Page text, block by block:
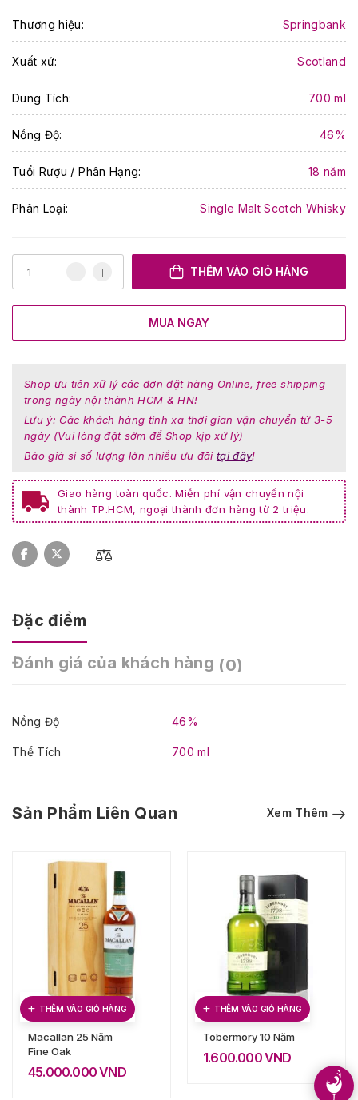
Thương hiệu: Springbank
Xuất xứ: Scotland
Dung Tích: 700 ml
Nồng Độ: 46%
Tuổi Rượu / Phân Hạng: 18 năm
Phân Loại: Single Malt Scotch Whisky
THÊM VÀO GIỎ HÀNG
MUA NGAY
Shop ưu tiên xữ lý các đơn đặt hàng Online, free shipping
trong ngày nội thành HCM & HN!
Lưu ý: Các khách hàng tỉnh xa thời gian vận chuyển từ 3-5
ngày (Vui lòng đặt sớm để Shop kịp xử lý)
Báo giá sỉ số lượng lớn nhiều ưu đãi tại đây!
Giao hàng toàn quốc. Miễn phí vận chuyển nội
thành TP.HCM, ngoại thành đơn hàng từ 2 triệu.
Đặc điểm
Đánh giá của khách hàng (0)
Nồng Độ 46%
Thể Tích 700 ml
Sản Phẩm Liên Quan Xem Thêm
THÊM VÀO GIỎ HÀNG
Macallan 25 Năm
Fine Oak
45.000.000VND
THÊM VÀO GIỎ HÀNG
Tobermory 10 Năm
1.600.000VND